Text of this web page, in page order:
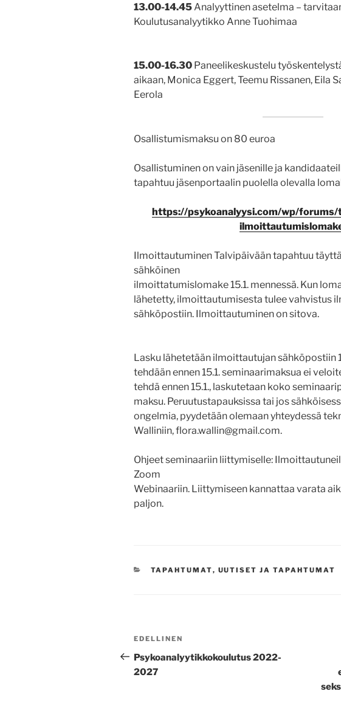
13.00-14.45Analyyttinen asetelma –
Koulutusanalyytikko Anne Tuohimaa
15.00-16.30 Paneelikeskustelu
aikaan, Monica Eggert, Teemu Rissanen, Eila
Eerola
Osallistumismaksu on 80 euroa
Osallistuminen on vain jäsenille ja
tapahtuu jäsenportaalin puolella olevalla
https://psykoanalyysi.com/wp/forums/
Ilmoittautuminen Talvipäivään tapahtuu
sähköinen
ilmoittatumislomake 15.1. mennessä. Kun
lähetetty, ilmoittautumisesta tulee vahvistus
sähköpostiin. Ilmoittautuminen on sitova.
Lasku lähetetään ilmoittautujan sähköpostiin
tehdään ennen 15.1. seminaarimaksua ei
tehdä ennen 15.1., laskutetaan koko
maksu. Peruutustapauksissa tai jos
ongelmia, pyydetään olemaan yhteydessä
Walliniin, flora.wallin@gmail.com.
Ohjeet seminaariin liittymiselle:
Zoom
Webinaariin. Liittymiseen kannattaa varata
paljon.
KATEGORIAT
TAPAHTUMAT, UUTISET JA TAPAHTUMAT
Artikkelien
selaus
Edellinen
artikkeli
EDELLINEN
Psykoanalyytikkokoulutus 2022-
2027